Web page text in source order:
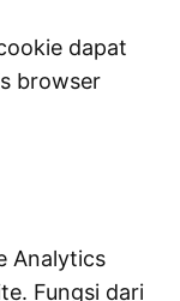
dapat
browser
Analytics
Fungsi dari